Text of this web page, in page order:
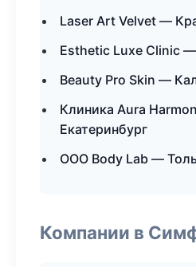
Laser Art Velvet —
Esthetic Luxe Clinic
Beauty Pro Skin —
Клиника Aura
Екатеринбург
ООО Body Lab —
Компании в